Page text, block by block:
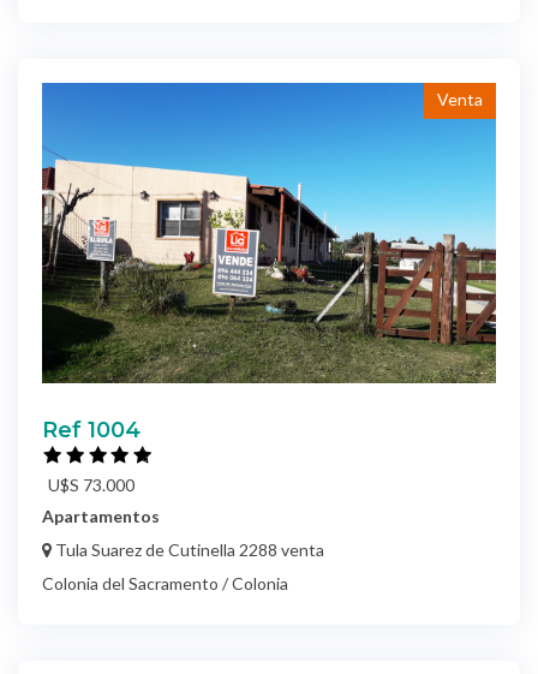
Venta
Ref 1004
U$S 73.000
Apartamentos
Tula Suarez de Cutinella 2288 venta
Colonia del Sacramento / Colonia